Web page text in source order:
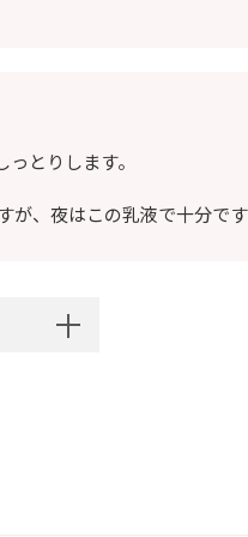
とりします。
が、夜はこの乳液で十分で